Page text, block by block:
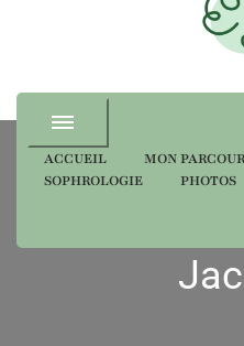
ACCUEIL MON
SOPHROLOGIE
PHOTOS